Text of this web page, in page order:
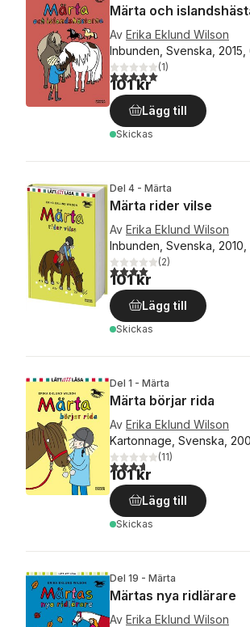
Märta och
Av Erika Eklund Wilson
Inbunden, Svenska,
5,0utav 5 stjärnor. Totalt
(1)
101 kr
Lägg till
Skickas
Del 4 - Märta
Märta rider vilse
Av Erika Eklund Wilson
Inbunden, Svenska,
4,0utav 5 stjärnor. Totalt
(2)
101 kr
Lägg till
Skickas
Del 1 - Märta
Märta börjar rida
Av Erika Eklund Wilson
Kartonnage, Svenska,
3,7utav 5 stjärnor. Totalt
(11)
101 kr
Lägg till
Skickas
Del 19 - Märta
Märtas nya ridlärare
Av Erika Eklund Wilson